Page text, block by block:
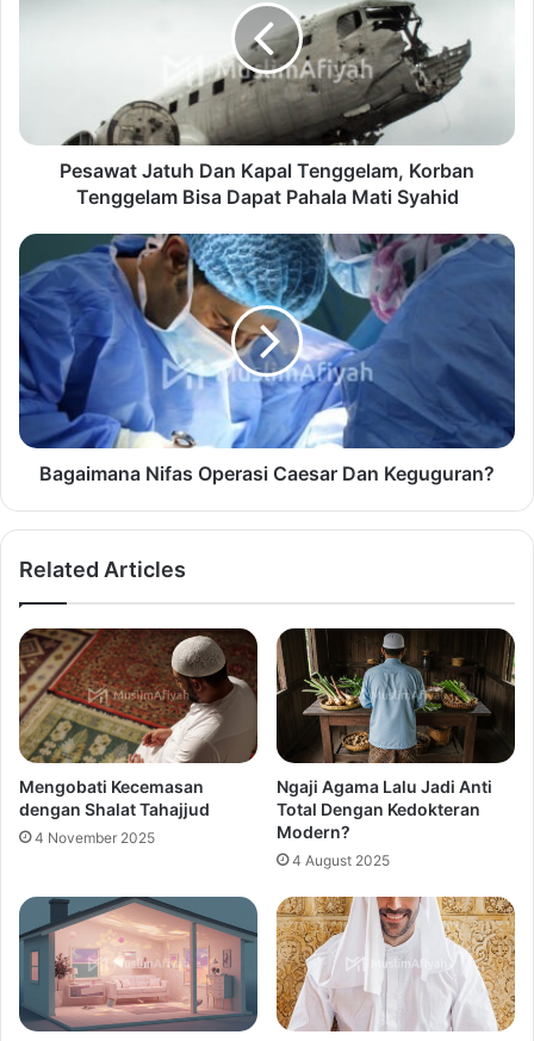
Pesawat Jatuh Dan Kapal Tenggelam, Korban
Tenggelam Bisa Dapat Pahala Mati Syahid
Bagaimana Nifas Operasi Caesar Dan Keguguran?
Related Articles
Mengobati Kecemasan
dengan Shalat Tahajjud
4 November 2025
Ngaji Agama Lalu Jadi Anti
Total Dengan Kedokteran
Modern?
4 August 2025